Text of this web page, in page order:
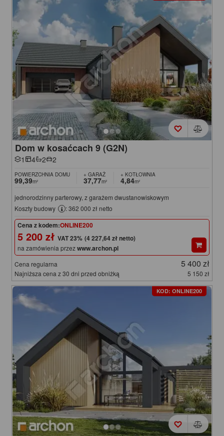
Dom w kosaćcach 9 (G2N)
1 4 2 2
POWIERZCHNIA DOMU
99,39m²
+ GARAŻ
37,77m²
+ KOTŁOWNIA
4,84m²
jednorodzinny parterowy, z garażem dwustanowiskowym
Koszty budowy
: 362 000 zł netto
Cena z kodem:ONLINE200
5 200 zł (4 227,64 zł netto)
na zamówienia przezwww.archon.pl
Cena regularna 5 400 zł
Najniższa cena z 30 dni przed obniżką 5 150 zł
KOD: ONLINE200